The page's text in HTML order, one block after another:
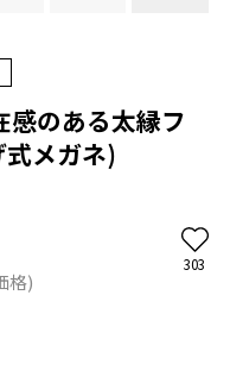
のある太縁フ
メガネ)
格)
303